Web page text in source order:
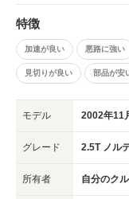
特徴
加速が良い 悪路に強い
見切りが良い 部品が安
モデル 2002年11
グレード 2.5T ノル
所有者 自分のク